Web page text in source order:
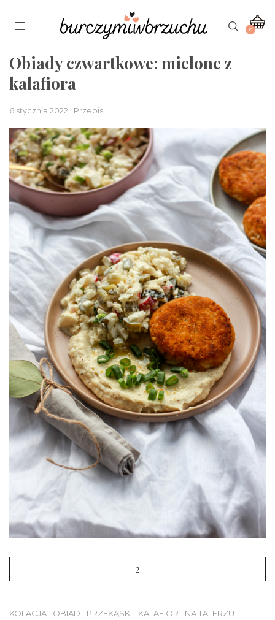
0
Obiady czwartkowe: mielone z
kalafiora
6 stycznia 2022 · Przepis
2
KOLACJA OBIAD PRZEKĄSKI KALAFIOR NA TALERZU